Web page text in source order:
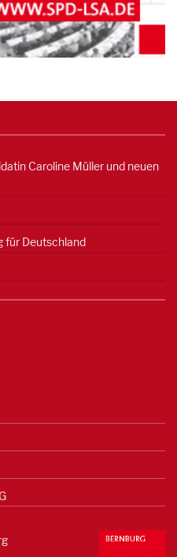
Caroline Müller und neuen
für Deutschland